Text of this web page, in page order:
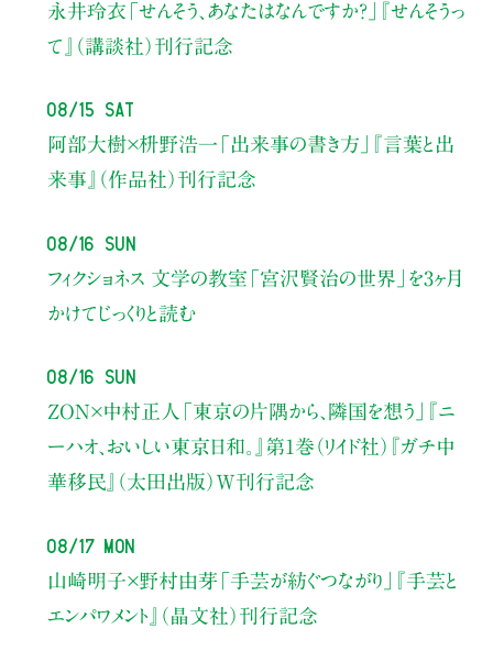
永井玲衣 「せんそう、あなたはなんですか？」
『せんそうっ
て』（講談社）刊行記念
08/15 Sat
阿部大樹×枡野浩一 「出来事の書き方」
『言葉と出
来事』（作品社）刊行記念
08/16 Sun
フィクショネス 文学の教室 「宮沢賢治の世界」を3ヶ月
かけてじっくりと読む
08/16 Sun
ZON×中村正人 「東京の片隅から、隣国を想う」
『ニ
ーハオ、おいしい東京日和。』第1巻（リイド社） 『ガチ中
華移民』（太田出版）W刊行記念
08/17 Mon
山崎明子×野村由芽 「手芸が紡ぐつながり」
『手芸と
エンパワメント』（晶文社）刊行記念